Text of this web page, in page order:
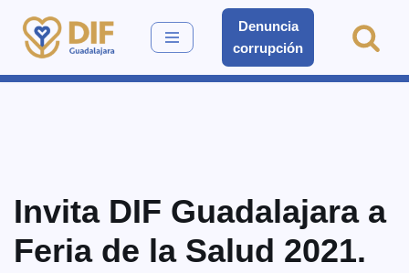
Saltar
Denuncia
corrupción
Invita DIF Guadalajara a
Feria de la Salud 2021.